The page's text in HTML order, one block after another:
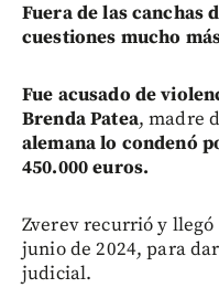
Fuera de las canchas
cuestiones mucho
Fue acusado de
Brenda Patea, madre
alemana lo condenó
450.000 euros.
Zverev recurrió y llegó
junio de 2024, para
judicial.